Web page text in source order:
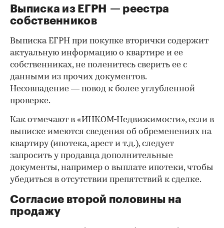
Выписка из ЕГРН — реестра
собственников
Выписка ЕГРН при покупке вторички содержит
актуальную информацию о квартире и ее
собственниках, не поленитесь сверить ее с
данными из прочих документов.
Несовпадение — повод к более углубленной
проверке.
Как отмечают в «ИНКОМ-Недвижимости», если в
выписке имеются сведения об обременениях на
квартиру (ипотека, арест и т.д.), следует
запросить у продавца дополнительные
документы, например о выплате ипотеки, чтобы
убедиться в отсутствии препятствий к сделке.
Согласие второй половины на
продажу